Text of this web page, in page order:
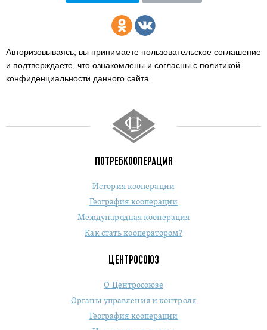
Авторизовываясь, вы принимаете пользовательское соглашение
и подтверждаете, что ознакомлены и согласны с политикой
конфиденциальности данного сайта
ПОТРЕБКООПЕРАЦИЯ
История кооперации
География кооперации
Международная кооперация
Как стать кооператором?
ЦЕНТРОСОЮЗ
О Центросоюзе
Органы управления и контроля
География кооперации